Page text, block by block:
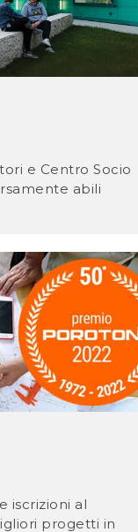
e Centro Socio
abili
iscrizioni al
progetti in